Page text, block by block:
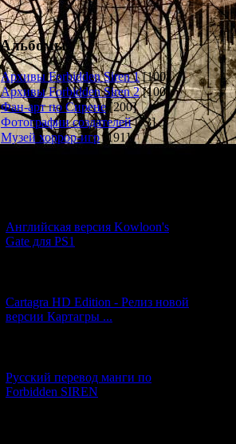
Альбомы
Архивы Forbidden Siren 1 [100]
Архивы Forbidden Siren 2 [100]
Фан-арт по Сирене [200]
Фотографии создателей [73]
Музей хоррор-игр
[191]
Английская версия Kowloon's
Gate для PS1
Cartagra HD Edition - Релиз новой
версии Картагры ...
Русский перевод манги по
Forbidden SIREN